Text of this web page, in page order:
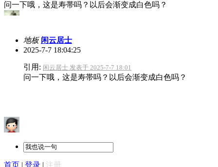
问一下哦，这是寿帯吗？以后会渐变成白色吗？
地板 闲云居士
2025-7-7 18:04:25
引用: 闲云居士 发表于 2025-7-7 18:01
问一下哦，这是寿帯吗？以后会渐变成白色吗？
首页 | 登录 | 注册